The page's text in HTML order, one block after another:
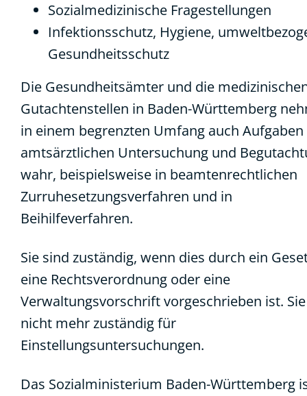
Sozialmedizinische Fragestellungen
Infektionsschutz, Hygiene,
Gesundheitsschutz
Die Gesundheitsämter und die
Gutachtenstellen in Baden-Württemberg
in einem begrenzten Umfang auch
amtsärztlichen Untersuchung und
wahr, beispielsweise in beamtenrechtlichen
Zurruhesetzungsverfahren und in
Beihilfeverfahren.
Sie sind zuständig, wenn dies durch ein
eine Rechtsverordnung oder eine
Verwaltungsvorschrift vorgeschrieben ist.
nicht mehr zuständig für
Einstellungsuntersuchungen.
Das Sozialministerium Baden-Württemberg